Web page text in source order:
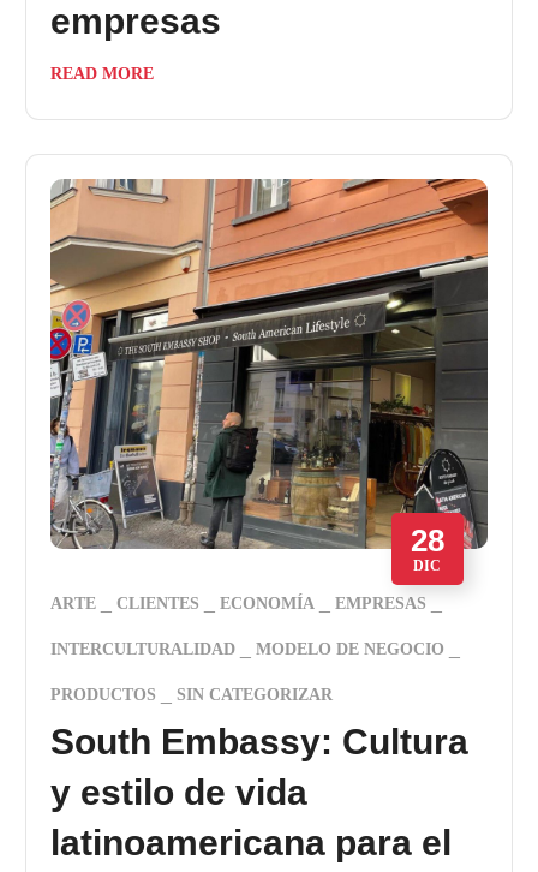
empresas
READ MORE
28
DIC
ARTE CLIENTES ECONOMÍA EMPRESAS
INTERCULTURALIDAD MODELO DE NEGOCIO
PRODUCTOS SIN CATEGORIZAR
South Embassy: Cultura
y estilo de vida
latinoamericana para el